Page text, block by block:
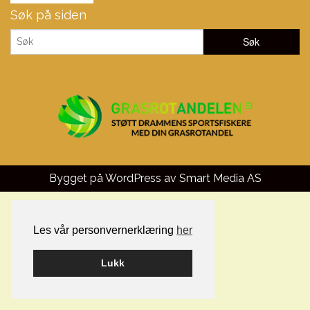
Les vår personvernerklæring her
Lukk
Søk på siden
Bygget på WordPress av Smart Media AS